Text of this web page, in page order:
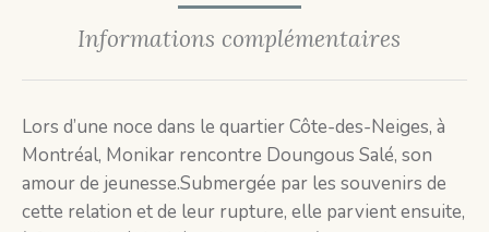
Informations complémentaires
Lors d’une noce dans le quartier Côte-des-Neiges, à
Montréal, Monikar rencontre Doungous Salé, son
amour de jeunesse.Submergée par les souvenirs de
cette relation et de leur rupture, elle parvient ensuite,